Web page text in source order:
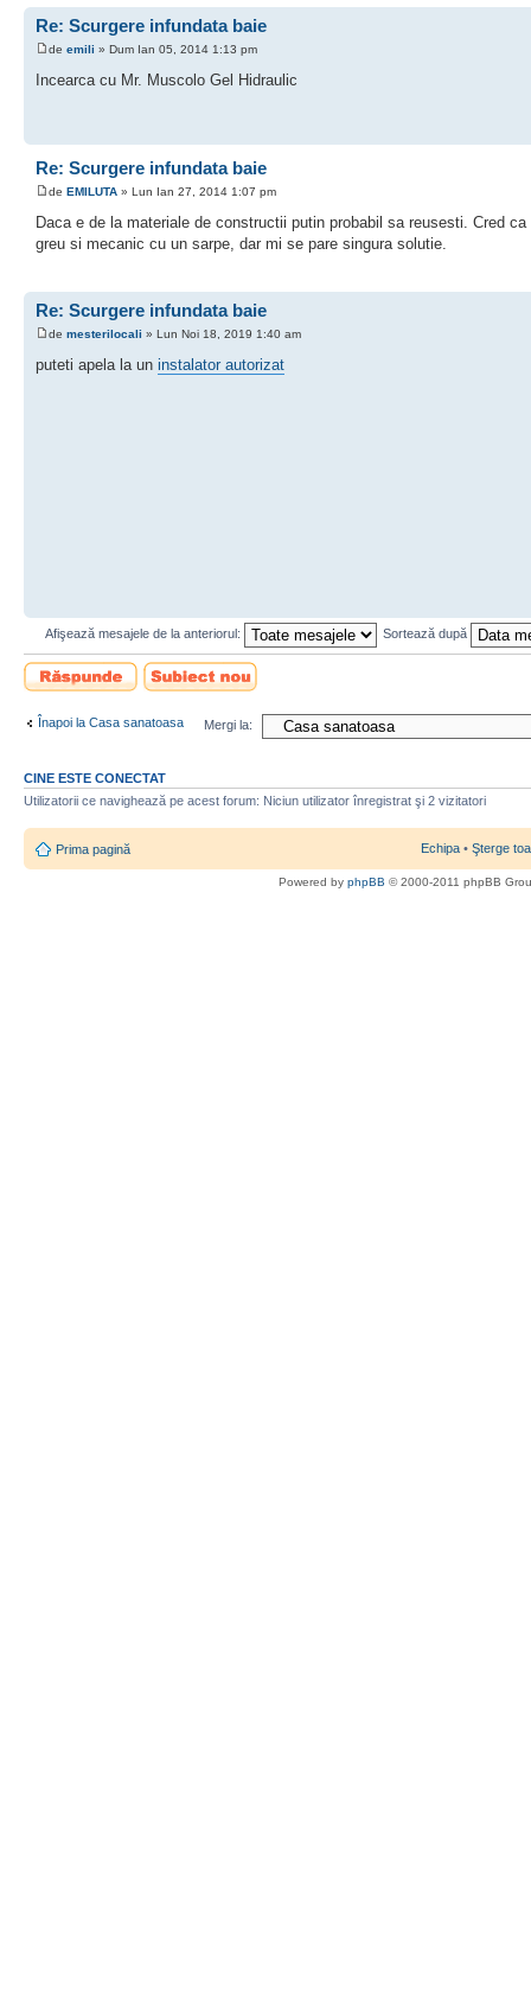
Re: Scurgere infundata baie
de emili » Dum Ian 05, 2014 1:13 pm
Incearca cu Mr. Muscolo Gel Hidraulic
Re: Scurgere infundata baie
de EMILUTA » Lun Ian 27, 2014 1:07 pm
Daca e de la materiale de constructii putin probabil sa reusesti. Cred
greu si mecanic cu un sarpe, dar mi se pare singura solutie.
Re: Scurgere infundata baie
de mesterilocali » Lun Noi 18, 2019 1:40 am
puteti apela la un instalator autorizat
Afişează mesajele de la anteriorul: Sortează după
Scrie un răspuns
Scrie un subiect
nou
Înapoi la Casa sanatoasa Mergi la:
CINE ESTE CONECTAT
Utilizatorii ce navighează pe acest forum: Niciun utilizator înregistrat şi 2 vizitatori
Prima pagină Echipa • Şterge
Powered by phpBB © 2000-2011 phpBB